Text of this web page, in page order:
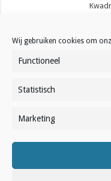
Wij gebruiken cookies om
Functioneel
Statistisch
Marketing
Contact
©